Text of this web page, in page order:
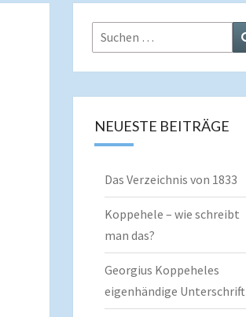
Suchen
nach:
NEUESTE BEITRÄGE
Das Verzeichnis von 1833
Koppehele – wie schreibt
man das?
Georgius Koppeheles
eigenhändige Unterschrift